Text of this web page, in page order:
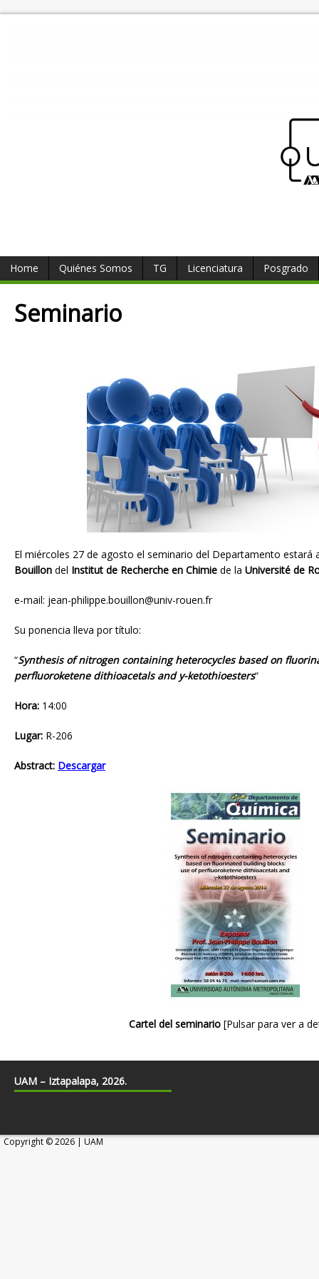
Home Quiénes Somos TG Licenciatura Posgrado
Seminario
El miércoles 27 de agosto el seminario del Departamento estará
Bouillon del Institut de Recherche en Chimie de la Université de
e-mail: jean-philippe.bouillon@univ-rouen.fr
Su ponencia lleva por título:
“Synthesis of nitrogen containing heterocycles based on
perfluoroketene dithioacetals and y-ketothioesters“
Hora: 14:00
Lugar: R-206
Abstract: Descargar
Cartel del seminario [Pulsar para ver a
UAM – Iztapalapa, 2026.
Copyright © 2026 | UAM